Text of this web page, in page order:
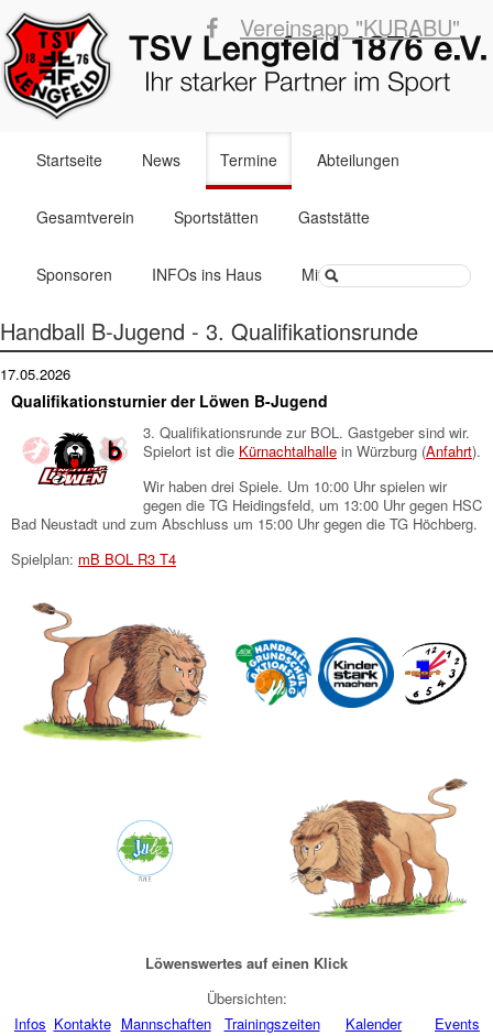
Vereinsapp "KURABU"
überspringen
Startseite News Termine Abteilungen
Gesamtverein Sportstätten Gaststätte
Sponsoren INFOs ins Haus Mitglied werden
Suchbegriffe
Handball B-Jugend - 3. Qualifikationsrunde
17.05.2026
Qualifikationsturnier der Löwen B-Jugend
3. Qualifikationsrunde zur BOL. Gastgeber sind wir.
Spielort ist die Kürnachtalhalle in Würzburg (Anfahrt).
Wir haben drei Spiele. Um 10:00 Uhr spielen wir
gegen die TG Heidingsfeld, um 13:00 Uhr gegen HSC
Bad Neustadt und zum Abschluss um 15:00 Uhr gegen die TG Höchberg.
Spielplan: mB BOL R3 T4
Löwenswertes auf einen Klick
Übersichten:
Infos Kontakte Mannschaften Trainingszeiten Kalender
Events